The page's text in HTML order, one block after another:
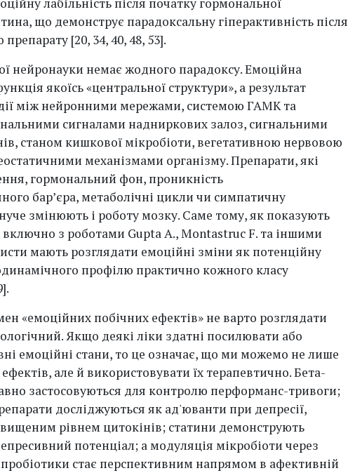
що демонструє парадоксальну гіперактивність після
препарату [20, 34, 40, 48, 53].
нейронауки немає жодного парадоксу. Емоційна
якоїсь «центральної структури», а результат
між нейронними мережами, системою ГАМК та
сигналами надниркових залоз, сигнальними
станом кишкової мікробіоти, вегетативною нервовою
механізмами організму. Препарати, які
гормональний фон, проникність
бар’єра, метаболічні цикли чи симпатичну
змінюють і роботу мозку. Саме тому, як показують
включно з роботами Gupta A., Montastruc F. та іншими
мають розглядати емоційні зміни як потенційну
профілю практично кожного класу
«емоційних побічних ефектів» не варто розглядати
Якщо деякі ліки здатні посилювати або
емоційні стани, то це означає, що ми можемо не лише
ефектів, але й використовувати їх терапевтично. Бета-
застосовуються для контролю перформанс-тривоги;
досліджуються як ад'юванти при депресії,
рівнем цитокінів; статини демонструють
потенціал; а модуляція мікробіоти через
стає перспективним напрямом в афективній